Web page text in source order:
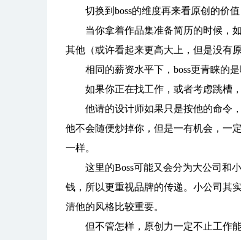
切换到boss的维度再来看原创的价值
当你拿着作品集准备简历的时候，如
其他（或许看起来更高大上，但是没有
相同的薪资水平下，boss更青睐的是
如果你正在找工作，或者考虑跳槽，
他请的设计师如果只是按他的命令，
他不会随便炒掉你，但是一有机会，一
一样。
这里的Boss可能又会分为大公司和小
钱，所以更重视品牌的传递。小公司其
清他的风格比较重要。
但不管怎样，原创力一定不止工作能